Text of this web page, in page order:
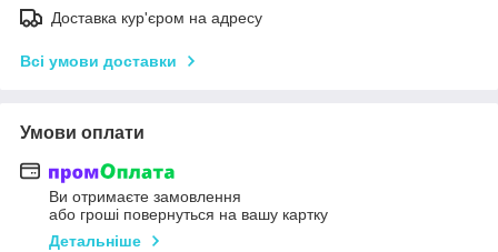
Доставка кур'єром на адресу
Всі умови доставки
Умови оплати
Ви отримаєте замовлення
або гроші повернуться на вашу картку
Детальніше